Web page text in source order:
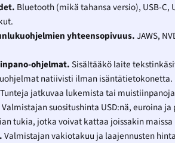
Bluetooth (mikä tahansa versio), USB-
yhteensopivuus.JAWS,
ohjelmat.Sisältääkö laite
natiivisti ilman isäntätietokonetta.
Tunteja jatkuvaa lukemista tai
Valmistajan suositushinta USD:nä, euroina
tukia, jotka voivat kattaa joissakin maissa
Valmistajan vakiotakuu ja laajennusten